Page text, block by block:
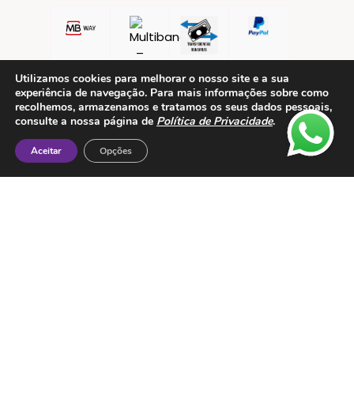
Utilizamos cookies para melhorar o nosso site e a sua
experiência de navegação. Para mais informações sobre como
recolhemos, armazenamos e tratamos os seus dados pessoais,
consulte a nossa página de Política de Privacidade.
Aceitar Opções